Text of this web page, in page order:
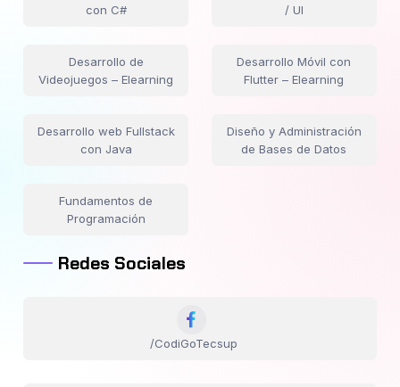
con C#
/ UI
Desarrollo de
Videojuegos – Elearning
Desarrollo Móvil con
Flutter – Elearning
Desarrollo web Fullstack
con Java
Diseño y Administración
de Bases de Datos
Fundamentos de
Programación
Redes Sociales
/CodiGoTecsup